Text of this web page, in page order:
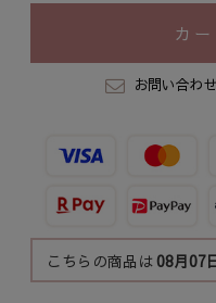
カ
お問い合わせ
こちらの商品は08月07